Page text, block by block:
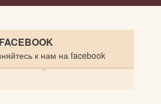
к нам на facebook